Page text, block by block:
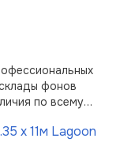
фонов
по всему
цветовСамый
в …
x 11м Lagoon